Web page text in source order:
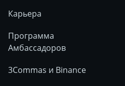
Карьера
Программа
Амбассадоров
3Commas и Binance